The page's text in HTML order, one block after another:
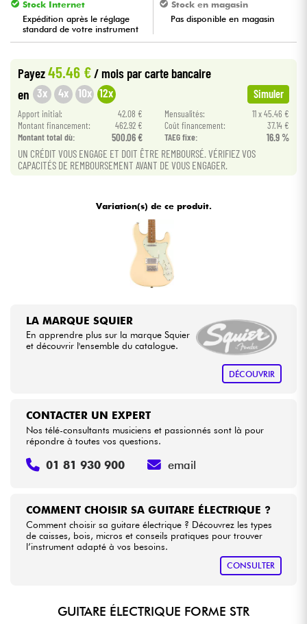
Violons & Quatuor
Eveil Musical
Câbles & Access.
HiFi
Packs
Stock Internet
Expédition après le réglage
standard de votre instrument
Stock en magasin
Pas disponible en magasin
Payez45.46 €/ mois par carte bancaire
en 3x 4x 10x 12x Simuler
Apport initial: 42.08 € Mensualités:
11 x 45.46 €
Montant financement:
462.92 € Coût financement:
37.14 €
Montant total dù:
500.06 € TAEG fixe: 16.9 %
UN CRÉDIT VOUS ENGAGE ET DOIT ÊTRE REMBOURSÉ. VÉRIFIEZ VOS
CAPACITÉS DE REMBOURSEMENT AVANT DE VOUS ENGAGER.
Variation(s) de ce produit.
LA MARQUE SQUIER
En apprendre plus sur la marque Squier
et découvrir l'ensemble du catalogue.
DÉCOUVRIR
COMMENT CHOISIR SA GUITARE ÉLECTRIQUE ?
Comment choisir sa guitare électrique ? Découvrez les types
de caisses, bois, micros et conseils pratiques pour trouver
l’instrument adapté à vos besoins.
CONSULTER
CONTACTER UN EXPERT
Nos télé-consultants musiciens et passionnés sont là pour
répondre à toutes vos questions.
01 81 930 900 email
GUITARE ÉLECTRIQUE FORME STR